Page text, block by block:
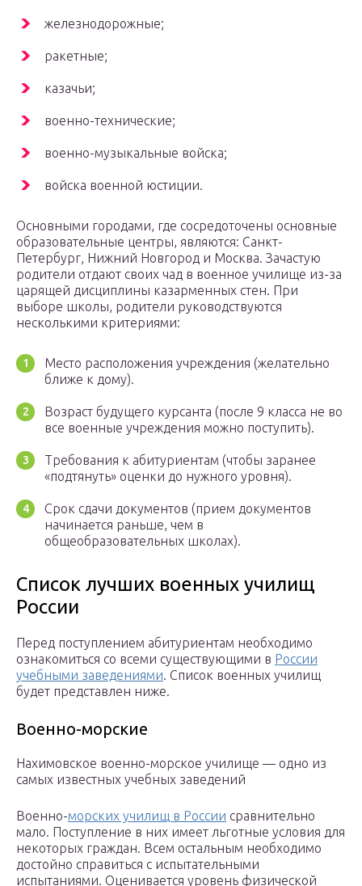
железнодорожные;
ракетные;
казачьи;
военно-технические;
военно-музыкальные войска;
войска военной юстиции.
Основными городами, где сосредоточены основные
образовательные центры, являются: Санкт-
Петербург, Нижний Новгород и Москва. Зачастую
родители отдают своих чад в военное училище из-за
царящей дисциплины казарменных стен. При
выборе школы, родители руководствуются
несколькими критериями:
Место расположения учреждения (желательно
ближе к дому).
Возраст будущего курсанта (после 9 класса не во
все военные учреждения можно поступить).
Требования к абитуриентам (чтобы заранее
«подтянуть» оценки до нужного уровня).
Срок сдачи документов (прием документов
начинается раньше, чем в
общеобразовательных школах).
Список лучших военных училищ
России
Перед поступлением абитуриентам необходимо
ознакомиться со всеми существующими в России
учебными заведениями. Список военных училищ
будет представлен ниже.
Военно-морские
Нахимовское военно-морское училище — одно из
самых известных учебных заведений
Военно-морских училищ в России сравнительно
мало. Поступление в них имеет льготные условия для
некоторых граждан. Всем остальным необходимо
достойно справиться с испытательными
испытаниями. Оценивается уровень физической